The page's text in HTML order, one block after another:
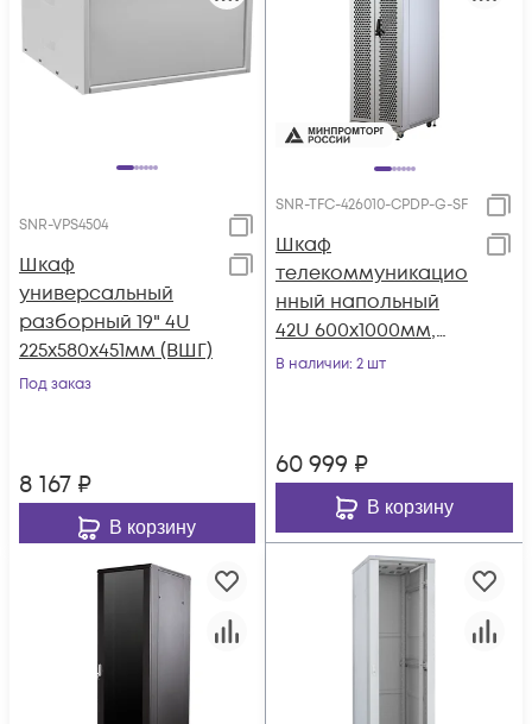
SNR-VPS4504
Шкаф
универсальный
разборный 19" 4U
225x580x451мм (ВШГ)
Под заказ
8 167 ₽
В корзину
SNR-TFC-426010-CPDP-G-SF
Шкаф
телекоммуникацио
нный напольный
42U 600x1000мм,
серия TFC (SNR-TFC-
В наличии: 2 шт
60 999 ₽
В корзину